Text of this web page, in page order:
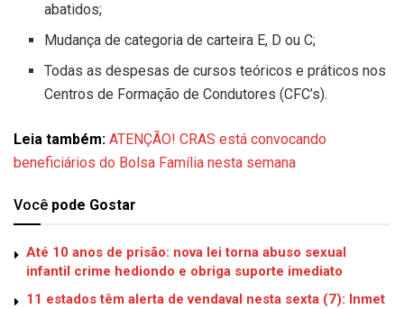
abatidos;
Mudança de categoria de carteira E, D ou C;
Todas as despesas de cursos teóricos e práticos nos
Centros de Formação de Condutores (CFC’s).
Leia também: ATENÇÃO! CRAS está convocando
beneficiários do Bolsa Família nesta semana
Você pode Gostar
Até 10 anos de prisão: nova lei torna abuso sexual
infantil crime hediondo e obriga suporte imediato
11 estados têm alerta de vendaval nesta sexta (7): Inmet